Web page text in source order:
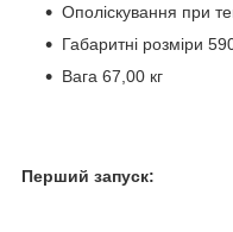
Ополіскування при
Габаритні розміри
Вага 67,00 кг
Перший запуск: